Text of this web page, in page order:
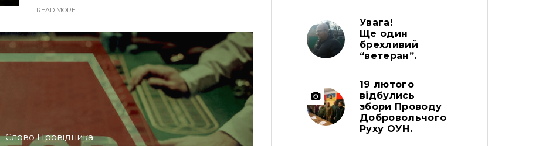
READ MORE
Слово Провідника
Увага!
Ще один
брехливий
“ветеран”.
19 лютого
відбулись
збори Проводу
Добровольчого
Руху ОУН.